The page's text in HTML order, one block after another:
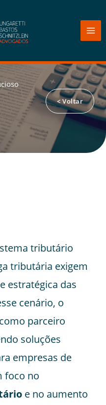
< Voltar
tributário
tributária exigem
estratégica das
cenário, o
parceiro
soluções
empresas de
foco no
e no aumento